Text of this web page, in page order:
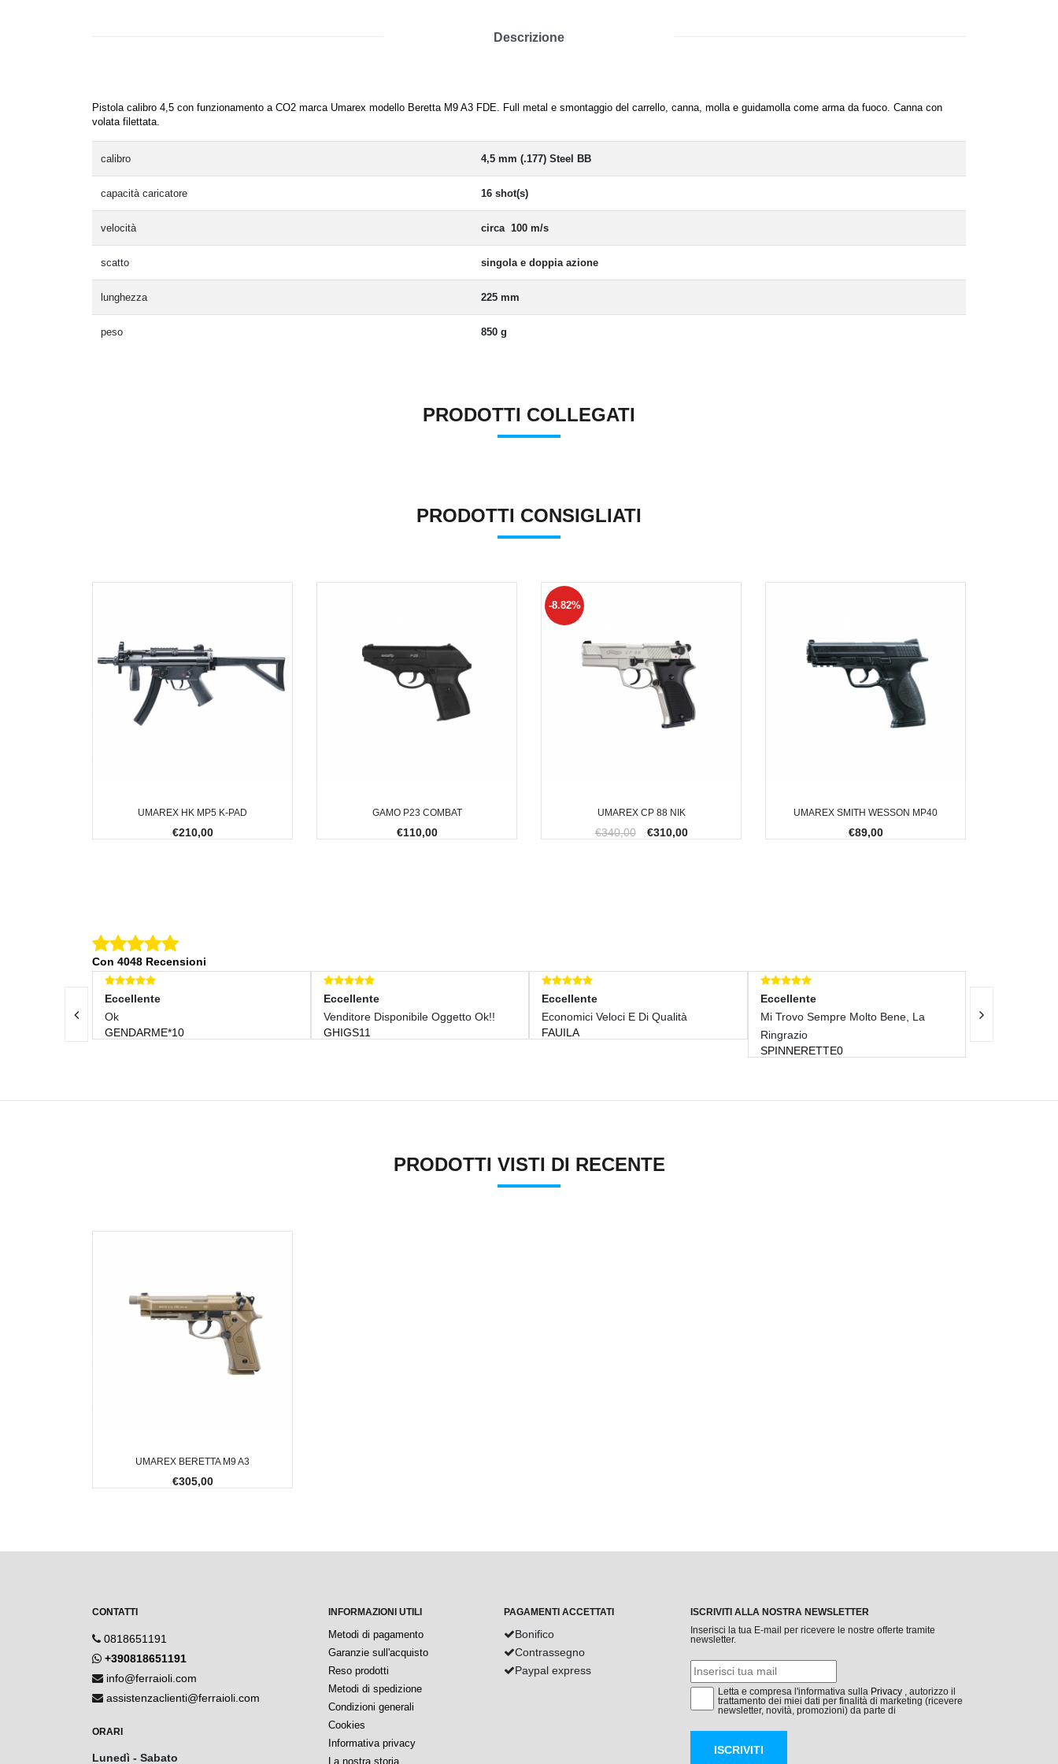
Descrizione
Pistola calibro 4,5 con funzionamento a CO2 marca Umarex modello Beretta M9 A3 FDE. Full metal e smontaggio del carrello, canna, molla e guidamolla come arma da fuoco. Canna con
volata filettata.
calibro 4,5 mm (.177) Steel BB
capacità caricatore 16 shot(s)
velocità circa 100 m/s
scatto singola e doppia azione
lunghezza 225 mm
peso 850 g
PRODOTTI COLLEGATI
PRODOTTI CONSIGLIATI
UMAREX HK MP5 K-PAD
€210,00
GAMO P23 COMBAT
€110,00
UMAREX CP 88 NIK
-8.82%
€340,00 €310,00
UMAREX SMITH WESSON MP40
€89,00
Con 4048 Recensioni
Venditore Disponibile Oggetto Ok!!
Economici Veloci E Di Qualità
Mi Trovo Sempre Molto Bene, La
Tutto Ok
PRODOTTI VISTI DI RECENTE
UMAREX BERETTA M9 A3
€305,00
CONTATTI
0818651191
+390818651191
info@ferraioli.com
assistenzaclienti@ferraioli.com
ORARI
Lunedì - Sabato
INFORMAZIONI UTILI
Metodi di pagamento
Garanzie sull'acquisto
Reso prodotti
Metodi di spedizione
Condizioni generali
Cookies
Informativa privacy
La nostra storia
PAGAMENTI ACCETTATI
Bonifico
Contrassegno
Paypal express
ISCRIVITI ALLA NOSTRA NEWSLETTER
Inserisci la tua E-mail per ricevere le nostre offerte tramite
newsletter.
Letta e compresa l'informativa sulla Privacy , autorizzo il
trattamento dei miei dati per finalità di marketing (ricevere
newsletter, novità, promozioni) da parte di
ISCRIVITI